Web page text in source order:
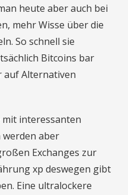
heute aber auch bei
mehr Wisse über die
So schnell sie
Bitcoins bar
auf Alternativen
interessanten
werden aber
Exchanges zur
xp deswegen gibt
Eine ultralockere